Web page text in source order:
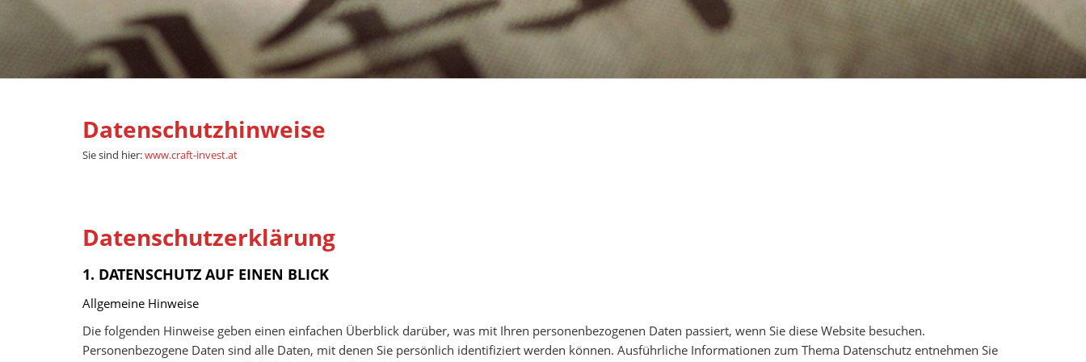
Datenschutzhinweise
Sie sind hier:www.craft-invest.at
Datenschutz­erklärung
1. DATENSCHUTZ AUF EINEN BLICK
Allgemeine Hinweise
Die folgenden Hinweise geben einen einfachen Überblick darüber, was mit Ihren personenbezogenen Daten passiert, wenn Sie diese Website besuchen.
Personenbezogene Daten sind alle Daten, mit denen Sie persönlich identifiziert werden können. Ausführliche Informationen zum Thema Datenschutz entnehmen Sie